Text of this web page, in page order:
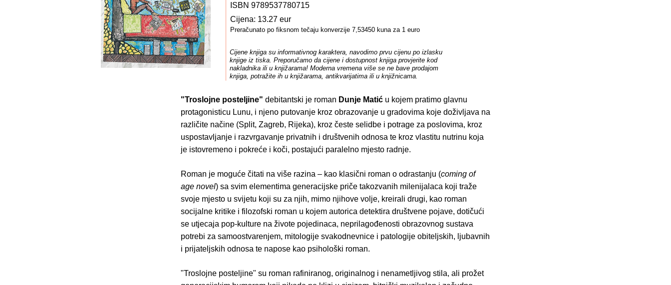
ISBN 9789537780715
Cijena: 13.27 eur
Preračunato po fiksnom tečaju konverzije 7,53450 kuna za 1 euro
Cijene knjiga su informativnog karaktera, navodimo prvu cijenu po izlasku
knjige iz tiska. Preporučamo da cijene i dostupnost knjiga provjerite kod
nakladnika ili u knjižarama! Moderna vremena više se ne bave prodajom
knjiga, potražite ih u knjižarama, antikvarijatima ili u knjižnicama.
"Troslojne posteljine" debitantski je roman Dunje Matić u kojem pratimo glavnu
protagonisticu Lunu, i njeno putovanje kroz obrazovanje u gradovima koje doživljava na
različite načine (Split, Zagreb, Rijeka), kroz česte selidbe i potrage za poslovima, kroz
uspostavljanje i razvrgavanje privatnih i društvenih odnosa te kroz vlastitu nutrinu koja
je istovremeno i pokreće i koči, postajući paralelno mjesto radnje.
Roman je moguće čitati na više razina – kao klasični roman o odrastanju (coming of
age novel) sa svim elementima generacijske priče takozvanih milenijalaca koji traže
svoje mjesto u svijetu koji su za njih, mimo njihove volje, kreirali drugi, kao roman
socijalne kritike i filozofski roman u kojem autorica detektira društvene pojave, dotičući
se utjecaja pop-kulture na živote pojedinaca, neprilagođenosti obrazovnog sustava
potrebi za samoostvarenjem, mitologije svakodnevnice i patologije obiteljskih, ljubavnih
i prijateljskih odnosa te napose kao psihološki roman.
"Troslojne posteljine" su roman rafiniranog, originalnog i nenametljivog stila, ali prožet